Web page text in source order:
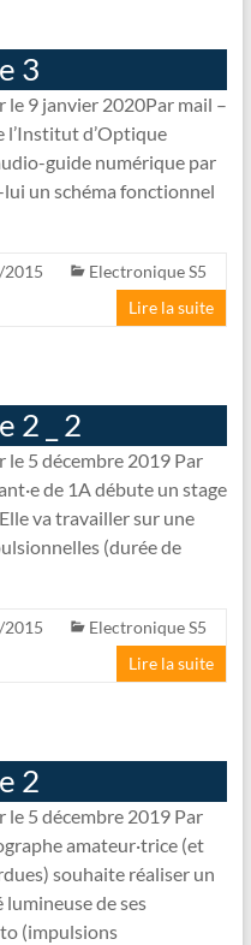
3
le 9 janvier 2020Par mail –
l’Institut d’Optique
guide numérique par
un schéma fonctionnel
Electronique S5
Lire la suite
2 _ 2
5 décembre 2019 Par
de 1A débute un stage
va travailler sur une
(durée de
Electronique S5
Lire la suite
2
5 décembre 2019 Par
amateur·trice (et
souhaite réaliser un
lumineuse de ses
(impulsions